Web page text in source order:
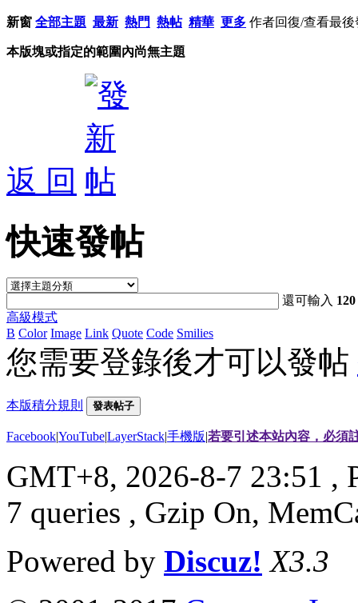
新窗 全部主題 最新 熱門 熱帖 精華 更多 作者回復/查看最後
本版塊或指定的範圍內尚無主題
返 回
快速發帖
還可輸入 120
高級模式
B Color Image Link Quote Code Smilies
您需要登錄後才可以發帖
本版積分規則 發表帖子
Facebook|YouTube|LayerStack|手機版|若要引述本站內容，必須
GMT+8, 2026-8-7 23:51 ,
7 queries , Gzip On,
Powered by Discuz! X3.3